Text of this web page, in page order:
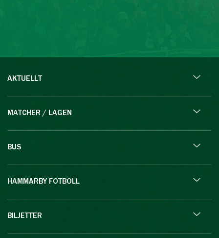
AKTUELLT
MATCHER / LAGEN
BUS
HAMMARBY FOTBOLL
BILJETTER